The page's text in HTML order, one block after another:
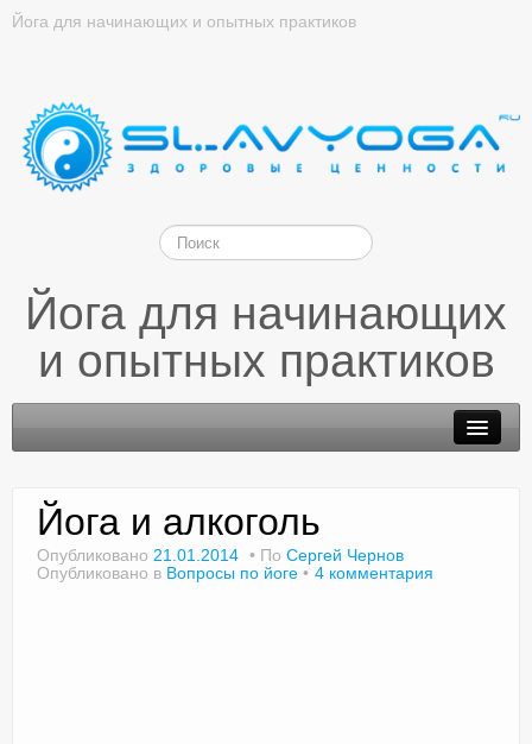
Йога для начинающих и опытных практиков
Йога для начинающих
и опытных практиков
Йога и алкоголь
Опубликовано 21.01.2014 По Сергей Чернов
Опубликовано в Вопросы по йоге 4 комментария